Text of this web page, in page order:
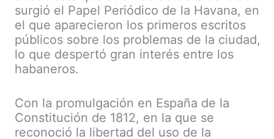
surgió el Papel Periódico de la Havana, en
el que aparecieron los primeros escritos
públicos sobre los problemas de la ciudad,
lo que despertó gran interés entre los
habaneros.
Con la promulgación en España de la
Constitución de 1812, en la que se
reconoció la libertad del uso de la